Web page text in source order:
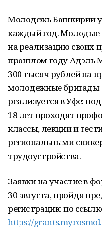
Молодежь Башкирии
каждый год.
на реализацию своих
прошлом году Адэль
300 тысяч рублей на
молодежные бригады
реализуется в Уфе:
18 лет проходят
классы, лекции и
региональными
трудоустройства.
Заявки на участие в
30 августа, пройдя
регистрацию по
https://